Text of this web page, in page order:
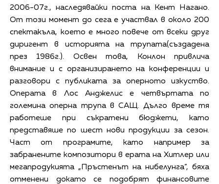
2006-07г., наследявайки поста на Кент Нагано.
От този момент до сега е участвал в около 200
спектакъла, което е много повече от всеки друг
диригент в историята на трупата(създадена
през 1986г.). Освен това, Конлон привлича
внимание и с организирането на конференции и
разговори с публиката за оперното изкуство.
Операта в Лос Анджелис е четвъртата по
големина оперна трупа в САЩ. Дълго време тя
работеше при съкратени бюджети, като
представяше по шест нови продукции за сезон.
Част от програмите, като например за
забранените композитори в ерата на Хитлер или
мегапродукията „Пръстенът на нибелунга”, бяха
отменени докато се подобрят финансовите